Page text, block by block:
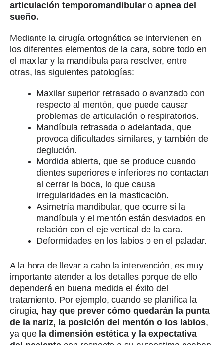
articulación temporomandibular o apnea del
sueño.
Mediante la cirugía ortognática se intervienen en
los diferentes elementos de la cara, sobre todo en
el maxilar y la mandíbula para resolver, entre
otras, las siguientes patologías:
Maxilar superior retrasado o avanzado con
respecto al mentón, que puede causar
problemas de articulación o respiratorios.
Mandíbula retrasada o adelantada, que
provoca dificultades similares, y también de
deglución.
Mordida abierta, que se produce cuando
dientes superiores e inferiores no contactan
al cerrar la boca, lo que causa
irregularidades en la masticación.
Asimetría mandibular, que ocurre si la
mandíbula y el mentón están desviados en
relación con el eje vertical de la cara.
Deformidades en los labios o en el paladar.
A la hora de llevar a cabo la intervención, es muy
importante atender a los detalles porque de ello
dependerá en buena medida el éxito del
tratamiento. Por ejemplo, cuando se planifica la
cirugía, hay que prever cómo quedarán la punta
de la nariz, la posición del mentón o los labios,
ya que la dimensión estética y la expectativa